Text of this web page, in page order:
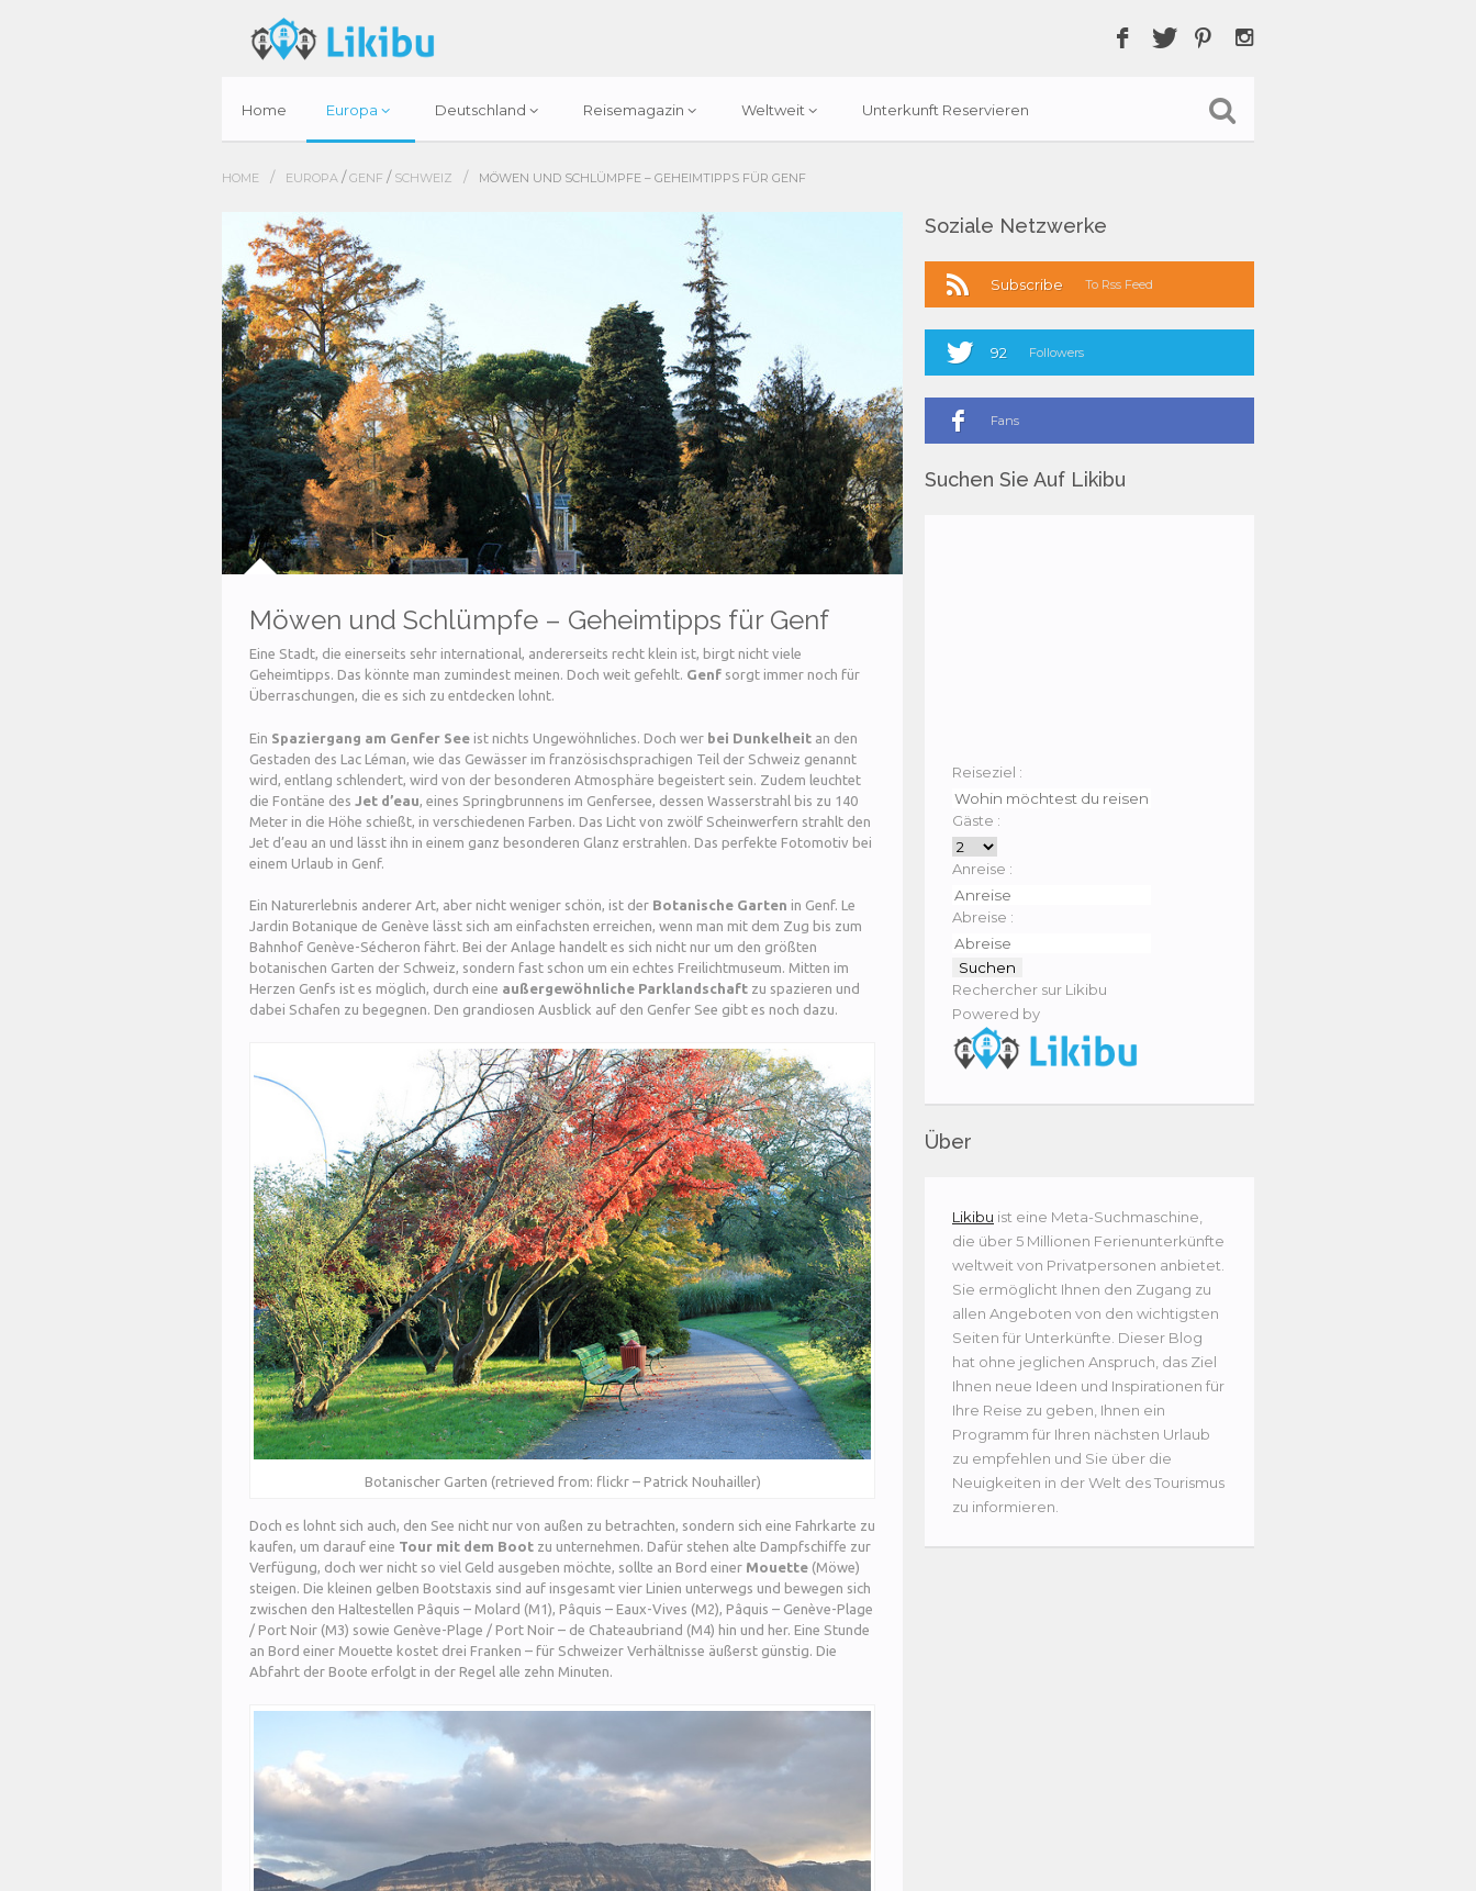
Home Europa Deutschland Reisemagazin Weltweit Unterkunft Reservieren
HOME / EUROPA /GENF / SCHWEIZ / MÖWEN UND SCHLÜMPFE – GEHEIMTIPPS FÜR GENF
Möwen und Schlümpfe – Geheimtipps für Genf
Eine Stadt, die einerseits sehr international, andererseits recht klein ist, birgt nicht viele
Geheimtipps. Das könnte man zumindest meinen. Doch weit gefehlt. Genf sorgt immer noch für
Überraschungen, die es sich zu entdecken lohnt.
Ein Spaziergang am Genfer See ist nichts Ungewöhnliches. Doch wer bei Dunkelheit an den
Gestaden des Lac Léman, wie das Gewässer im französischsprachigen Teil der Schweiz genannt
wird, entlang schlendert, wird von der besonderen Atmosphäre begeistert sein. Zudem leuchtet
die Fontäne des Jet d’eau , eines Springbrunnens im Genfersee, dessen Wasserstrahl bis zu 140
Meter in die Höhe schießt, in verschiedenen Farben. Das Licht von zwölf Scheinwerfern strahlt den
Jet d’eau an und lässt ihn in einem ganz besonderen Glanz erstrahlen. Das perfekte Fotomotiv bei
einem Urlaub in Genf.
Ein Naturerlebnis anderer Art, aber nicht weniger schön, ist der Botanische Garten in Genf. Le
Jardin Botanique de Genève lässt sich am einfachsten erreichen, wenn man mit dem Zug bis zum
Bahnhof Genève-Sécheron fährt. Bei der Anlage handelt es sich nicht nur um den größten
botanischen Garten der Schweiz, sondern fast schon um ein echtes Freilichtmuseum. Mitten im
Herzen Genfs ist es möglich, durch eine außergewöhnliche Parklandschaft zu spazieren und
dabei Schafen zu begegnen. Den grandiosen Ausblick auf den Genfer See gibt es noch dazu.
Botanischer Garten (retrieved from: flickr – Patrick Nouhailler)
Doch es lohnt sich auch, den See nicht nur von außen zu betrachten, sondern sich eine Fahrkarte zu
kaufen, um darauf eine Tour mit dem Boot zu unternehmen. Dafür stehen alte Dampfschiffe zur
Verfügung, doch wer nicht so viel Geld ausgeben möchte, sollte an Bord einer Mouette (Möwe)
steigen. Die kleinen gelben Bootstaxis sind auf insgesamt vier Linien unterwegs und bewegen sich
zwischen den Haltestellen Pâquis – Molard (M1), Pâquis – Eaux-Vives (M2), Pâquis – Genève-Plage
/ Port Noir (M3) sowie Genève-Plage / Port Noir – de Chateaubriand (M4) hin und her. Eine Stunde
an Bord einer Mouette kostet drei Franken – für Schweizer Verhältnisse äußerst günstig. Die
Abfahrt der Boote erfolgt in der Regel alle zehn Minuten.
Soziale Netzwerke
Subscribe To Rss Feed
92 Followers
Fans
Suchen Sie Auf Likibu
Reiseziel :
Gäste :
Anreise :
Abreise :
Rechercher sur Likibu
Powered by
Über
Likibu ist eine Meta-Suchmaschine,
die über 5 Millionen Ferienunterkünfte
weltweit von Privatpersonen anbietet.
Sie ermöglicht Ihnen den Zugang zu
allen Angeboten von den wichtigsten
Seiten für Unterkünfte. Dieser Blog
hat ohne jeglichen Anspruch, das Ziel
Ihnen neue Ideen und Inspirationen für
Ihre Reise zu geben, Ihnen ein
Programm für Ihren nächsten Urlaub
zu empfehlen und Sie über die
Neuigkeiten in der Welt des Tourismus
zu informieren.